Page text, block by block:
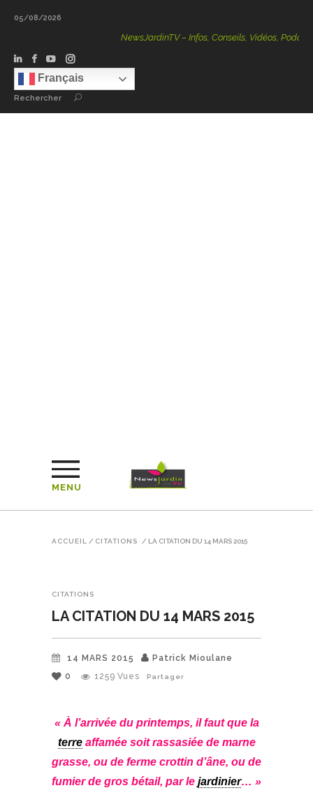
05/08/2026
NewsJardinTV – Infos, Conseils, Vidéos, Podcasts – 100
Français
Rechercher
MENU
ACCUEIL / CITATIONS / LA CITATION DU 14 MARS 2015
CITATIONS
LA CITATION DU 14 MARS 2015
14 MARS 2015
Patrick Mioulane
0
1259 Vues Partager
« À l’arrivée du printemps, il faut que la
terreaffamée soit rassasiée de marne
grasse, ou de ferme crottin d’âne, ou de
fumier de gros bétail, par le jardinier… »